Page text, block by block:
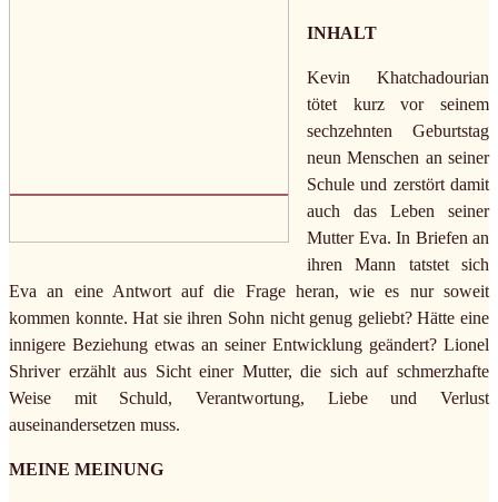
INHALT
Kevin Khatchadourian
tötet kurz vor seinem
sechzehnten Geburtstag
neun Menschen an seiner
Schule und zerstört damit
auch das Leben seiner
Mutter Eva. In Briefen an
ihren Mann tatstet sich
Eva an eine Antwort auf die Frage heran, wie es nur soweit
kommen konnte. Hat sie ihren Sohn nicht genug geliebt? Hätte eine
innigere Beziehung etwas an seiner Entwicklung geändert? Lionel
Shriver erzählt aus Sicht einer Mutter, die sich auf schmerzhafte
Weise mit Schuld, Verantwortung, Liebe und Verlust
auseinandersetzen muss.
MEINE MEINUNG